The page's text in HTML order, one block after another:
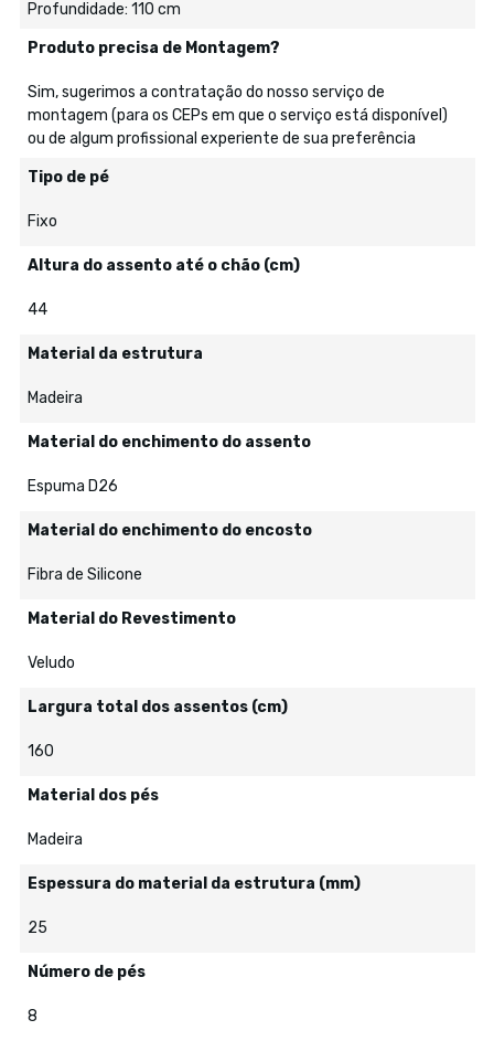
Profundidade: 110 cm
Produto precisa de Montagem?
Sim, sugerimos a contratação do nosso serviço de
montagem (para os CEPs em que o serviço está disponível)
ou de algum profissional experiente de sua preferência
Tipo de pé
Fixo
Altura do assento até o chão (cm)
44
Material da estrutura
Madeira
Material do enchimento do assento
Espuma D26
Material do enchimento do encosto
Fibra de Silicone
Material do Revestimento
Veludo
Largura total dos assentos (cm)
160
Material dos pés
Madeira
Espessura do material da estrutura (mm)
25
Número de pés
8